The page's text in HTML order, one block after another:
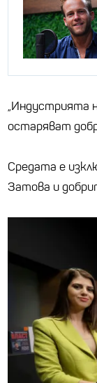
„Индустрията
остаряват
Средата е
Затова и